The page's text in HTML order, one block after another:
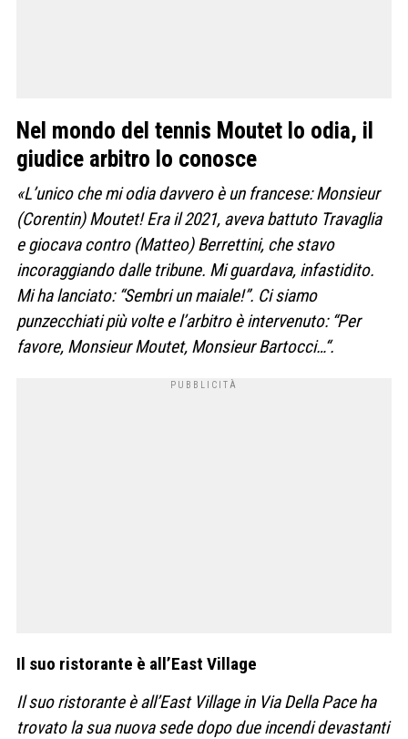
Nel mondo del tennis Moutet lo odia, il
giudice arbitro lo conosce
«L’unico che mi odia davvero è un francese: Monsieur
(Corentin)Moutet! Era il 2021, aveva battuto Travaglia
e giocava contro (Matteo) Berrettini, che stavo
incoraggiando dalle tribune. Mi guardava, infastidito.
Mi ha lanciato: “Sembri un maiale!”. Ci siamo
punzecchiati più volte e l’arbitro è intervenuto: “Per
favore, MonsieurMoutet, Monsieur Bartocci…“.
Il suo ristorante è all’East Village
Il suo ristorante è all’East Village in Via Della Pace ha
trovato la sua nuova sede dopo due incendi devastanti